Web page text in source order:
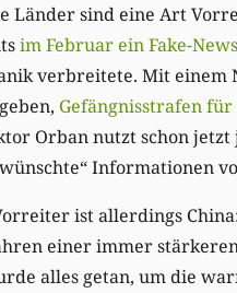
Länder sind eine Art
im Februar ein Fake-
verbreitete. Mit einem
Gefängnisstrafen
Orban nutzt schon jetzt
Informationen
ist allerdings
einer immer
alles getan, um die